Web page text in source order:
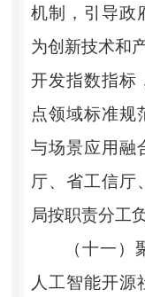
机制，引导政
为创新技术和
开发指数指标
点领域标准规
与场景应用融
厅、省工信厅
局按职责分工
（十一）
人工智能开源